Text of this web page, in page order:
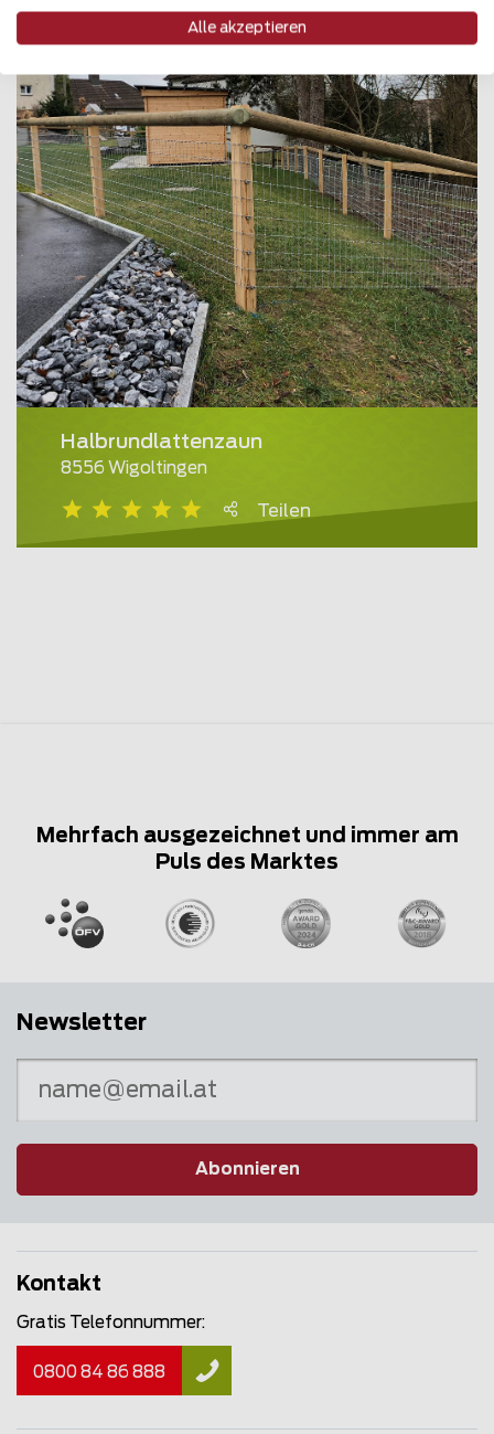
Halbrundlattenzaun
8556 Wigoltingen
Teilen
Mehrfach ausgezeichnet und immer am
Puls des Marktes
Newsletter
Abonnieren
Kontakt
Gratis Telefonnummer:
0800 84 86 888
Alle akzeptieren